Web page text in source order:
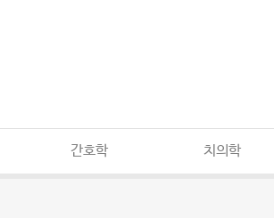
간호학 치의학